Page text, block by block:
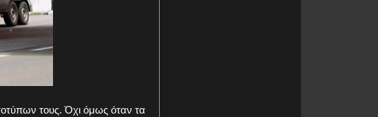
τους. Όχι όμως όταν τα